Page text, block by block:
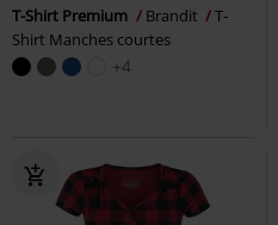
T-Shirt Premium Brandit
T-
Shirt Manches courtes
+4